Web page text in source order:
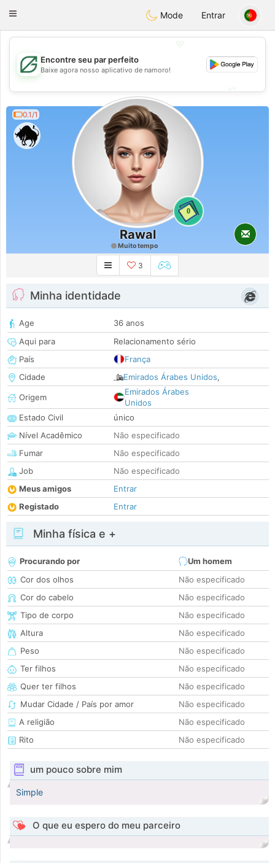
Dating
Toggle
Mode Entrar
💖
💕
Encontre seu par perfeito
Baixe agora nosso aplicativo de namoro!
0.1/1
0
Rawal
Muito tempo
3
Minha identidade
Age
36 anos
Aqui para
Relacionamento sério
País
França
Cidade
Emirados Árabes Unidos,
Origem
Emirados Árabes
Unidos
Estado Civil
único
Nível Acadêmico
Não especificado
Fumar
Não especificado
Job
Não especificado
Meus amigos
Entrar
Registado
Entrar
Minha física e +
Procurando por
Um homem
Cor dos olhos
Não especificado
Cor do cabelo
Não especificado
Tipo de corpo
Não especificado
Altura
Não especificado
Peso
Não especificado
Ter filhos
Não especificado
Quer ter filhos
Não especificado
Mudar Cidade / País por amor
Não especificado
A religião
Não especificado
Rito
Não especificado
um pouco sobre mim
Simple
O que eu espero do meu parceiro